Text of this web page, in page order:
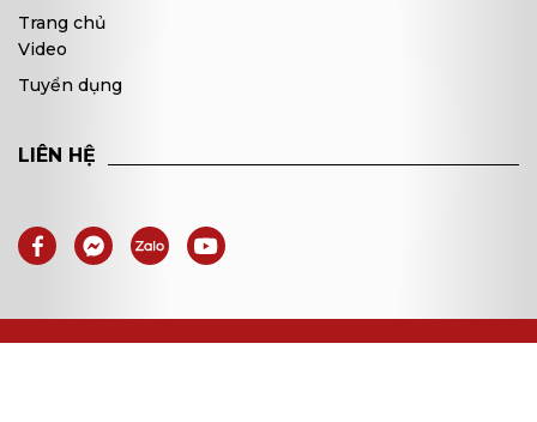
Trang chủ
Video
Tuyển dụng
LIÊN HỆ